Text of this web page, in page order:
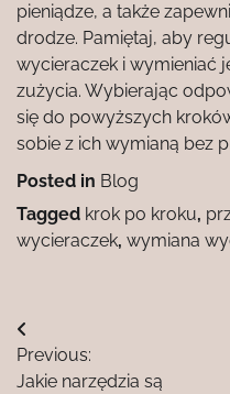
pieniądze, a także
drodze. Pamiętaj, aby
wycieraczek i wymieniać
zużycia. Wybierając
się do powyższych
sobie z ich wymianą bez
Posted in Blog
Tagged krok po kroku,
wycieraczek, wymiana
Nawigacja
wpisu
Previous:
Jakie narzędzia są